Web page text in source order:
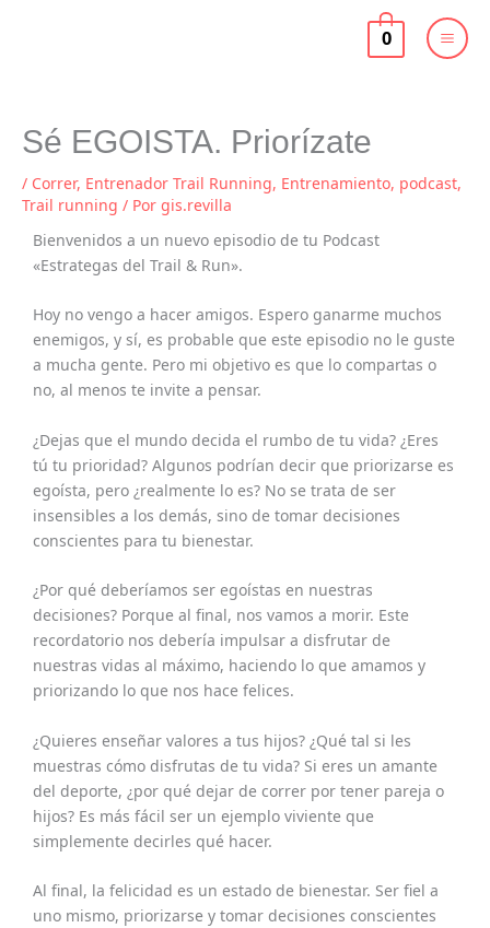
0
Sé EGOISTA. Priorízate
/ Correr, Entrenador Trail Running, Entrenamiento, podcast,
Trail running / Por gis.revilla
Bienvenidos a un nuevo episodio de tu Podcast
«Estrategas del Trail & Run».
Hoy no vengo a hacer amigos. Espero ganarme muchos
enemigos, y sí, es probable que este episodio no le guste
a mucha gente. Pero mi objetivo es que lo compartas o
no, al menos te invite a pensar.
¿Dejas que el mundo decida el rumbo de tu vida? ¿Eres
tú tu prioridad? Algunos podrían decir que priorizarse es
egoísta, pero ¿realmente lo es? No se trata de ser
insensibles a los demás, sino de tomar decisiones
conscientes para tu bienestar.
¿Por qué deberíamos ser egoístas en nuestras
decisiones? Porque al final, nos vamos a morir. Este
recordatorio nos debería impulsar a disfrutar de
nuestras vidas al máximo, haciendo lo que amamos y
priorizando lo que nos hace felices.
¿Quieres enseñar valores a tus hijos? ¿Qué tal si les
muestras cómo disfrutas de tu vida? Si eres un amante
del deporte, ¿por qué dejar de correr por tener pareja o
hijos? Es más fácil ser un ejemplo viviente que
simplemente decirles qué hacer.
Al final, la felicidad es un estado de bienestar. Ser fiel a
uno mismo, priorizarse y tomar decisiones conscientes